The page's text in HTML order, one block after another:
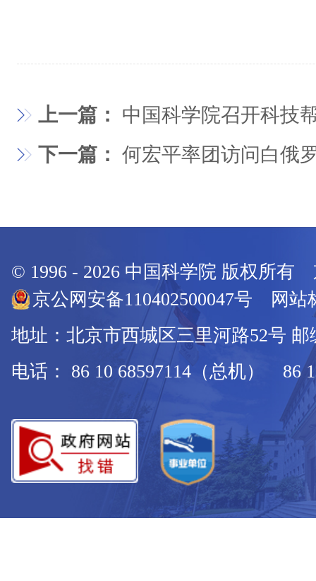
上一篇： 中国科学院召开科技
下一篇： 何宏平率团访问白俄
© 1996 - 2026 中国科学院 版权所有
京公网安备110402500047号 网站
地址：北京市西城区三里河路52号 邮
电话： 86 10 68597114（总机） 86